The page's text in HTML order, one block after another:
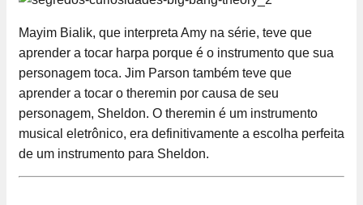
Mayim Bialik, que interpreta Amy na série, teve que
aprender a tocar harpa porque é o instrumento que sua
personagem toca. Jim Parson também teve que
aprender a tocar o theremin por causa de seu
personagem, Sheldon. O theremin é um instrumento
musical eletrônico, era definitivamente a escolha perfeita
de um instrumento para Sheldon.